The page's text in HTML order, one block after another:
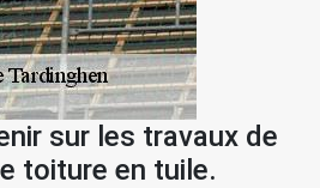
sur les travaux de
toiture en tuile.